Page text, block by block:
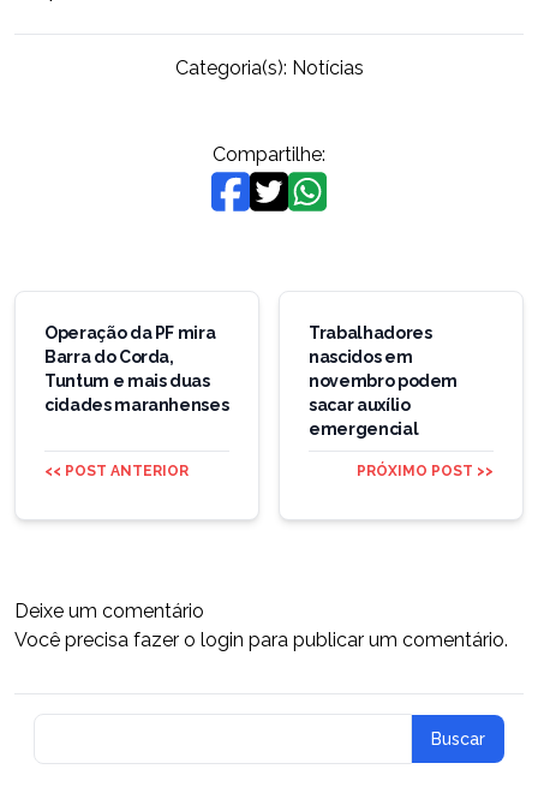
Categoria(s): Notícias
Compartilhe:
Navegação
Post
Operação da PF mira
Barra do Corda,
Tuntum e mais duas
cidades maranhenses
<< POST ANTERIOR
Trabalhadores
nascidos em
novembro podem
sacar auxílio
emergencial
PRÓXIMO POST >>
Deixe um comentário
Você precisa fazer o login para publicar um comentário.